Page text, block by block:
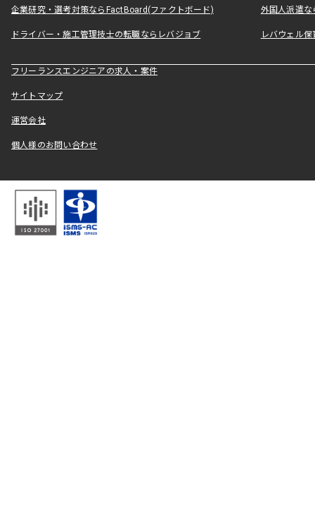
企業研究・選考対策ならFactBoard(ファクトボード) 外国人派遣な
ドライバー・施工管理技士の転職ならレバジョブ レバウェル
フリーランスエンジニアの求人・案件
サイトマップ
運営会社
個人様のお問い合わせ